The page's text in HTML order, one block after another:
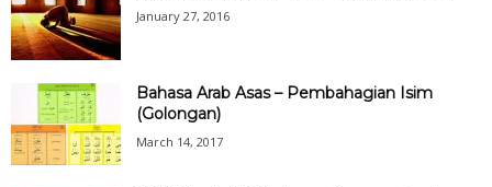
January 27, 2016
Bahasa Arab Asas – Pembahagian Isim
(Golongan)
March 14, 2017